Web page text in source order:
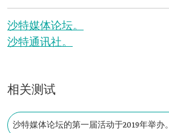
沙特媒体论坛。
沙特通讯社。
相关测试
沙特媒体论坛的第一届活动于2019年举办。